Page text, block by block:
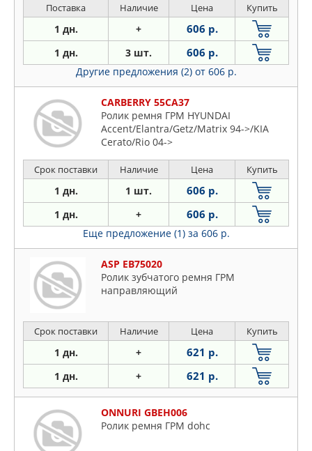
Поставка Наличие Цена Купить
1 дн. + 606 р.
1 дн. 3 шт. 606 р.
Другие предложения (2) от 606 р.
CARBERRY 55CA37
Ролик ремня ГРМ HYUNDAI
Accent/Elantra/Getz/Matrix 94->/KIA
Cerato/Rio 04->
Срок поставки Наличие Цена Купить
1 дн. 1 шт. 606 р.
1 дн. + 606 р.
Еще предложение (1) за 606 р.
ASP EB75020
Ролик зубчатого ремня ГРМ
направляющий
Срок поставки Наличие Цена Купить
1 дн. + 621 р.
1 дн. + 621 р.
ONNURI GBEH006
Ролик ремня ГРМ dohc